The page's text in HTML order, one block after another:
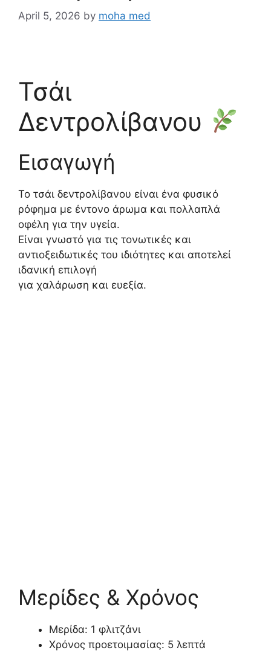
April 5, 2026 by moha med
Τσάι
Δεντρολίβανου
Εισαγωγή
Το τσάι δεντρολίβανου είναι ένα φυσικό
ρόφημα με έντονο άρωμα και πολλαπλά
οφέλη για την υγεία.
Είναι γνωστό για τις τονωτικές και
αντιοξειδωτικές του ιδιότητες και αποτελεί
ιδανική επιλογή
για χαλάρωση και ευεξία.
Μερίδες & Χρόνος
Μερίδα: 1 φλιτζάνι
Χρόνος προετοιμασίας: 5 λεπτά